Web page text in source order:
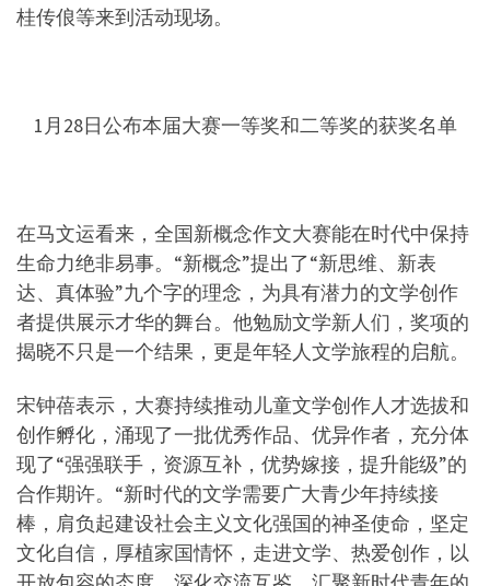
桂传俍等来到活动现场。
1月28日公布本届大赛一等奖和二等奖的获奖名单
在马文运看来，全国新概念作文大赛能在时代中保持
生命力绝非易事。“新概念”提出了“新思维、新表
达、真体验”九个字的理念，为具有潜力的文学创作
者提供展示才华的舞台。他勉励文学新人们，奖项的
揭晓不只是一个结果，更是年轻人文学旅程的启航。
宋钟蓓表示，大赛持续推动儿童文学创作人才选拔和
创作孵化，涌现了一批优秀作品、优异作者，充分体
现了“强强联手，资源互补，优势嫁接，提升能级”的
合作期许。“新时代的文学需要广大青少年持续接
棒，肩负起建设社会主义文化强国的神圣使命，坚定
文化自信，厚植家国情怀，走进文学、热爱创作，以